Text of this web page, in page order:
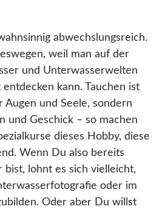
abwechslungsreich.
weil man auf der
und Unterwasserwelten
kann. Tauchen ist
Augen und Seele, sondern
und Geschick – so machen
dieses Hobby, diese
Wenn Du also bereits
lohnt es sich vielleicht,
oder im
Oder aber Du willst